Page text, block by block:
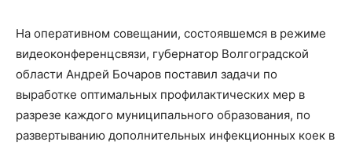
На оперативном совещании, состоявшемся в режиме
видеоконференцсвязи, губернатор Волгоградской
области Андрей Бочаров поставил задачи по
выработке оптимальных профилактических мер в
разрезе каждого муниципального образования, по
развертыванию дополнительных инфекционных коек в